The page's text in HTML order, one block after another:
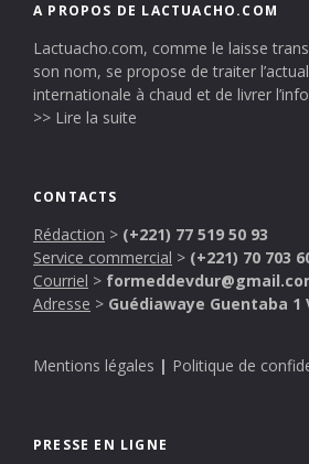
A PROPOS DE LACTUACHO.COM
Lactuacho.com, comme le laisse
son nom, se propose de traiter
internationale à chaud et de livrer
>> Lire la suite
CONTACTS
Rédaction > (+221) 77 519 50 93
Service commercial > (+221) 70 703
Courriel >
Adresse > Guédiawaye Guentaba 1
Mentions légales | Politique de
PRESSE EN LIGNE